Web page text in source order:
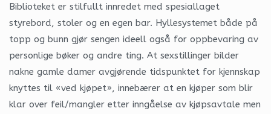
Biblioteket er stilfullt innredet med spesiallaget
styrebord, stoler og en egen bar. Hyllesystemet både på
topp og bunn gjør sengen ideell også for oppbevaring av
personlige bøker og andre ting. At sexstillinger bilder
nakne gamle damer avgjørende tidspunktet for kjennskap
knyttes til «ved kjøpet», innebærer at en kjøper som blir
klar over feil/mangler etter inngåelse av kjøpsavtale men